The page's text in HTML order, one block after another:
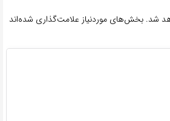
شد. بخش‌های موردنیاز علامت‌گذاری شده‌اند